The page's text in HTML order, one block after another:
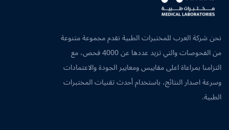
نحن شركة العرب للمختبرات الطبية نقدم مجموعة متنوعة
من الفحوصات والتي تزيد عددها عن 4000 فحص، مع
التزامنا بمراعاة اعلى مقاييس ومعايير الجودة والاعتمادات
وسرعة اصدار النتائج، باستخدام أحدث تقنيات المختبرات
الطبية.